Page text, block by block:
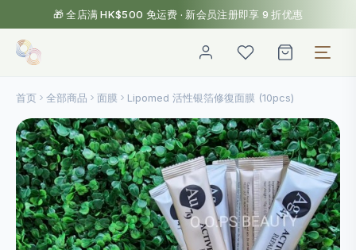
🎁 全店满 HK$500 免运费 · 新会员注册即享 9 折优惠
首页 全部商品 面膜 Lipomed 活性银箔修復面膜 (10pcs)